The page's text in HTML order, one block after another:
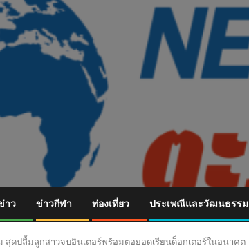
าว ข่าวกีฬา ท่องเที่ยว ประเพณีและวัฒนธรรม
ดปลื้มลูกสาวจบอินเตอร์พร้อมต่อยอดเรียนด็อกเตอร์ในอนาคต